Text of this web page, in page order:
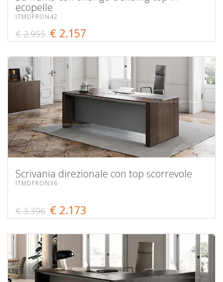
ecopelle
ITMDFRON42
€ 2.955 € 2.157
Scrivania direzionale con top scorrevole
ITMDFRON36
€ 3.396 € 2.173